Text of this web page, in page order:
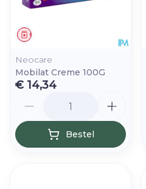
Geneesmiddel
Neocare
Mobilat Creme 100G
€ 14,34
Bestel